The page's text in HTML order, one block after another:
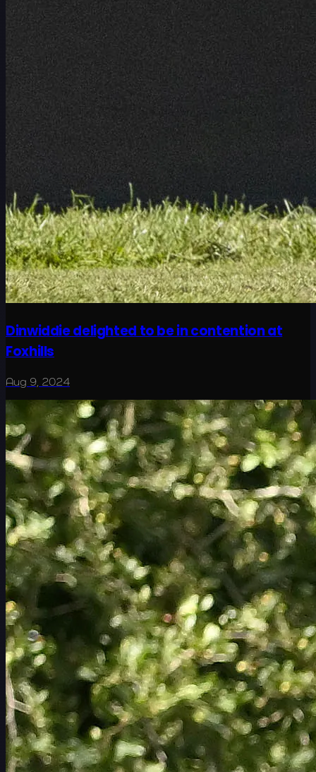
Dinwiddie delighted to be in contention at
Foxhills
Aug 9, 2024